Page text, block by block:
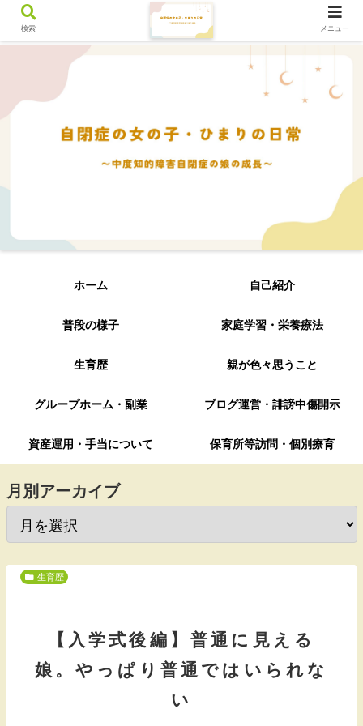
ホーム 自己紹介
普段の様子 家庭学習・栄養療法
生育歴 親が色々思うこと
グループホーム・副業 ブログ運営・誹謗中傷開示
資産運用・手当について 保育所等訪問・個別療育
月別アーカイブ
生育歴
【入学式後編】普通に見える
娘。やっぱり普通ではいられな
い
検索 メニュー